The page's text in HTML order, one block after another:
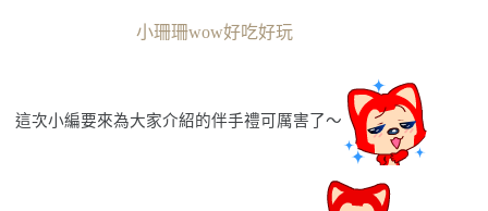
小珊珊wow好吃好玩
這次小編要來為大家介紹的伴手禮可厲害了〜